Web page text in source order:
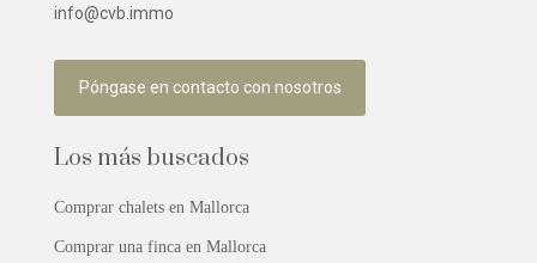
info@cvb.immo
Póngase en contacto con nosotros
Los más buscados
Comprar chalets en Mallorca
Comprar una finca en Mallorca